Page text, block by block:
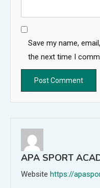
Save my name,
the next time I
APA SPORT
Website https://